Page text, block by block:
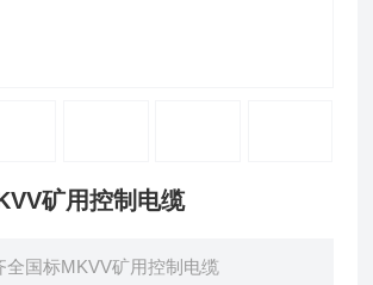
矿用控制电缆
全国标MKVV矿用控制电缆